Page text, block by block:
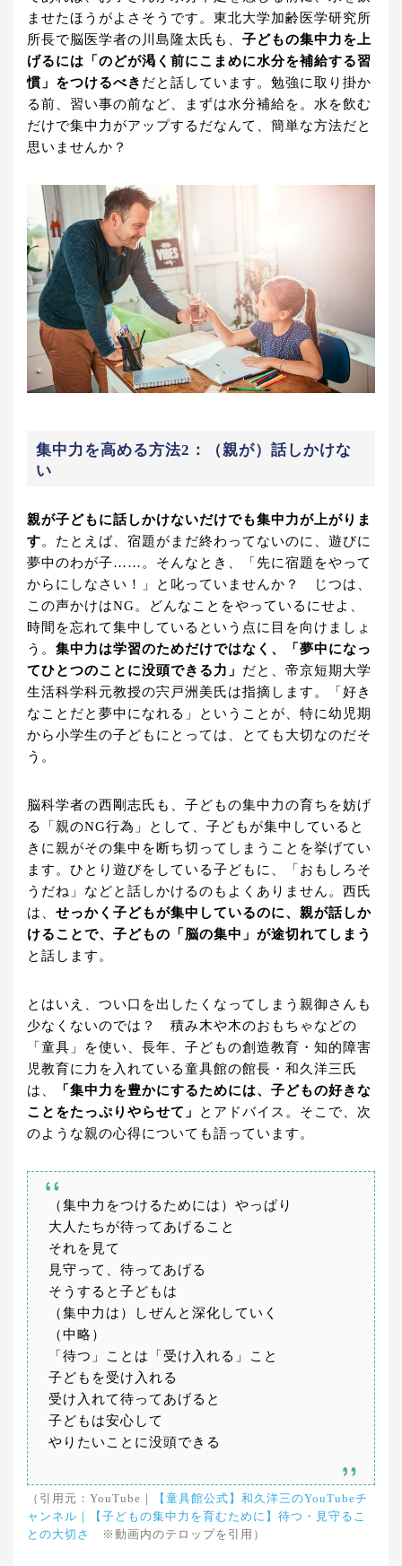
ませたほうがよさそうです。東北大学加齢医学研究所
所長で脳医学者の川島隆太氏も、 子どもの集中力を上
げるには「のどが渇く前にこまめに水分を補給する習
慣」をつけるべき だと話しています。勉強に取り掛か
る前、習い事の前など、まずは水分補給を。水を飲む
だけで集中力がアップするだなんて、簡単な方法だと
思いませんか？
集中力を高める方法2：（親が）話しかけな
い
親が子どもに話しかけないだけでも集中力が上がりま
す。たとえば、宿題がまだ終わってないのに、遊びに
夢中のわが子……。そんなとき、「先に宿題をやって
からにしなさい！」と叱っていませんか？ じつは、
この声かけはNG。どんなことをやっているにせよ、
時間を忘れて集中しているという点に目を向けましょ
う。 集中力は学習のためだけではなく、「夢中になっ
てひとつのことに没頭できる力」 だと、帝京短期大学
生活科学科元教授の宍戸洲美氏は指摘します。「好き
なことだと夢中になれる」ということが、特に幼児期
から小学生の子どもにとっては、とても大切なのだそ
う。
脳科学者の西剛志氏も、子どもの集中力の育ちを妨げ
る「親のNG行為」として、子どもが集中していると
きに親がその集中を断ち切ってしまうことを挙げてい
ます。ひとり遊びをしている子どもに、「おもしろそ
うだね」などと話しかけるのもよくありません。西氏
は、 せっかく子どもが集中しているのに、親が話しか
けることで、子どもの「脳の集中」が途切れてしまう
と話します。
とはいえ、つい口を出したくなってしまう親御さんも
少なくないのでは？ 積み木や木のおもちゃなどの
「童具」を使い、長年、子どもの創造教育・知的障害
児教育に力を入れている童具館の館長・和久洋三氏
は、
「集中力を豊かにするためには、子どもの好きな
ことをたっぷりやらせて」
とアドバイス。そこで、次
のような親の心得についても語っています。
（集中力をつけるためには）やっぱり
大人たちが待ってあげること
それを見て
見守って、待ってあげる
そうすると子どもは
（集中力は）しぜんと深化していく
（中略）
「待つ」ことは「受け入れる」こと
子どもを受け入れる
受け入れて待ってあげると
子どもは安心して
やりたいことに没頭できる
（引用元：YouTube｜
【童具館公式】和久洋三のYouTubeチ
ャンネル｜【子どもの集中力を育むために】待つ・見守るこ
との大切さ
※動画内のテロップを引用）